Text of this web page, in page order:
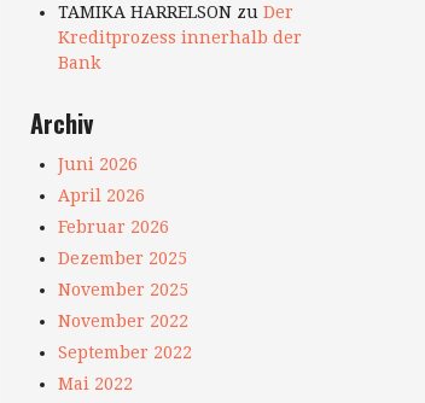
TAMIKA HARRELSONzu Der
Kreditprozess innerhalb der
Bank
Archiv
Juni 2026
April 2026
Februar 2026
Dezember 2025
November 2025
November 2022
September 2022
Mai 2022